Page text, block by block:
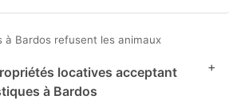
à Bardos refusent les animaux
locatives acceptant
à Bardos
+